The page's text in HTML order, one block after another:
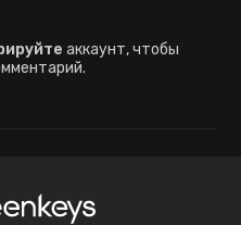
аккаунт, чтобы